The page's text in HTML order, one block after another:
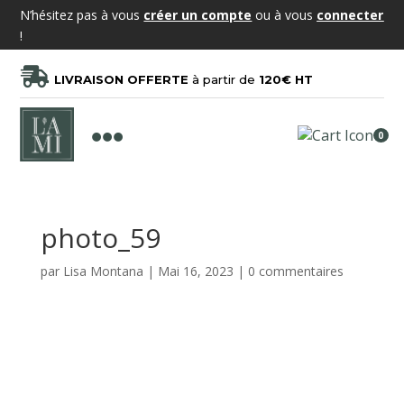
N’hésitez pas à vous créer un compte ou à vous connecter
!
 LIVRAISON OFFERTE à partir de 120€ HT
 0
photo_59
par Lisa Montana | Mai 16, 2023 | 0 commentaires